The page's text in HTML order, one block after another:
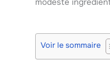
modeste
Voir le sommaire